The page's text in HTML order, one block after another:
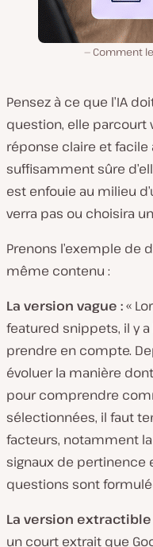
Comment
Pensez à ce que l’IA
question, elle parcourt
réponse claire et
suffisamment sûre
est enfouie au milieu
verra pas ou choisira
Prenons l’exemple de
même contenu :
La version vague :«
featured snippets, il y
prendre en compte.
évoluer la manière
pour comprendre
sélectionnées, il faut
facteurs, notamment
signaux de pertinence
questions sont
La version extractible
un court extrait que